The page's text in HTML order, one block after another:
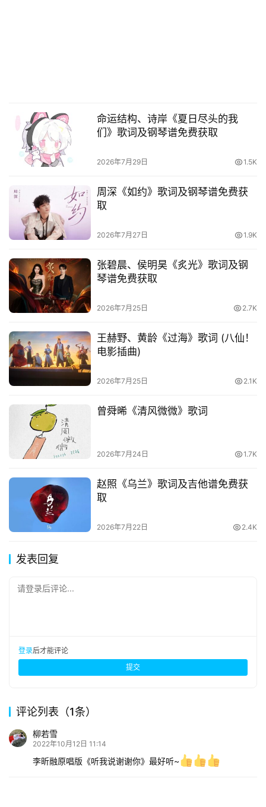
命运结构、诗岸《夏日尽头的我
们》歌词及钢琴谱免费获取
2026年7月29日 1.5K
周深《如约》歌词及钢琴谱免费获
取
2026年7月27日 1.9K
张碧晨、侯明昊《炙光》歌词及钢
琴谱免费获取
2026年7月25日 2.7K
王赫野、黄龄《过海》歌词 (八仙！
电影插曲)
2026年7月25日 2.1K
曾舜晞《清风微微》歌词
2026年7月24日 1.7K
赵照《乌兰》歌词及吉他谱免费获
取
2026年7月22日 2.4K
发表回复
请登录后评论...
登录后才能评论
提交
评论列表（1条）
柳若雪
2022年10月12日 11:14
李昕融原唱版《听我说谢谢你》最好听~